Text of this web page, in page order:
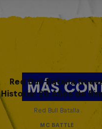
MÁS
Red Bull Batalla
Historia: 20 Años de
Red Bull Batalla
MC BATTLE